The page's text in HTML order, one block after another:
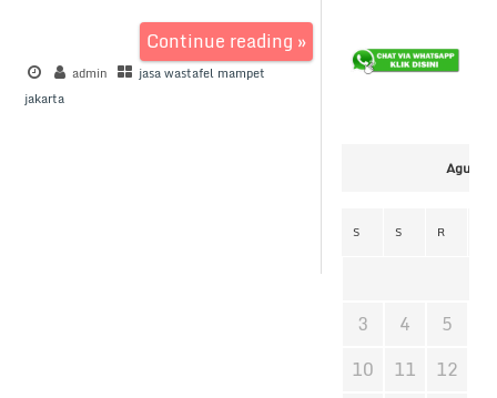
Continue reading »
admin
jasa wastafel mampet
jakarta
S S R
3 4 5
10
11 12